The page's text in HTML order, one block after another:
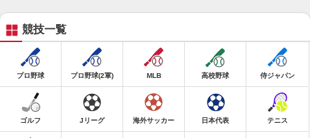
競技一覧
プロ野球 プロ野球(2軍) MLB 高校野球 侍ジャパン
ゴルフ Jリーグ 海外サッカー 日本代表 テニス